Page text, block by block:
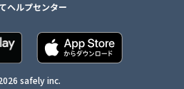
ヘルプセンター
safely inc.